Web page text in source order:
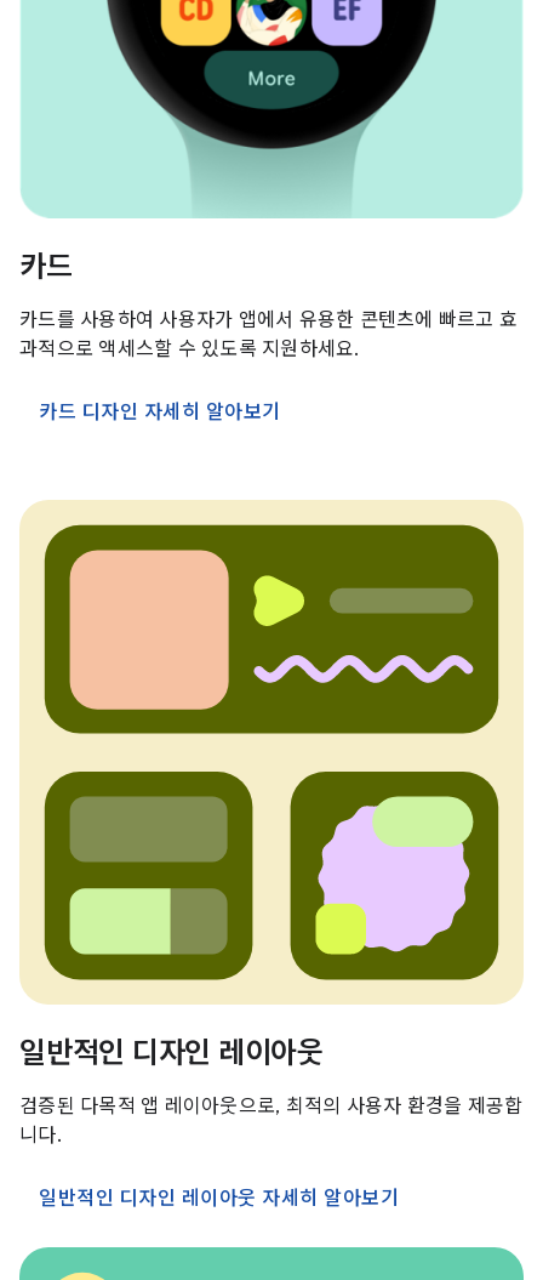
카드
카드를 사용하여 사용자가 앱에서 유용한 콘텐츠에 빠르고 효
과적으로 액세스할 수 있도록 지원하세요.
카드 디자인 자세히 알아보기
일반적인 디자인 레이아웃
검증된 다목적 앱 레이아웃으로, 최적의 사용자 환경을 제공합
니다.
일반적인 디자인 레이아웃 자세히 알아보기